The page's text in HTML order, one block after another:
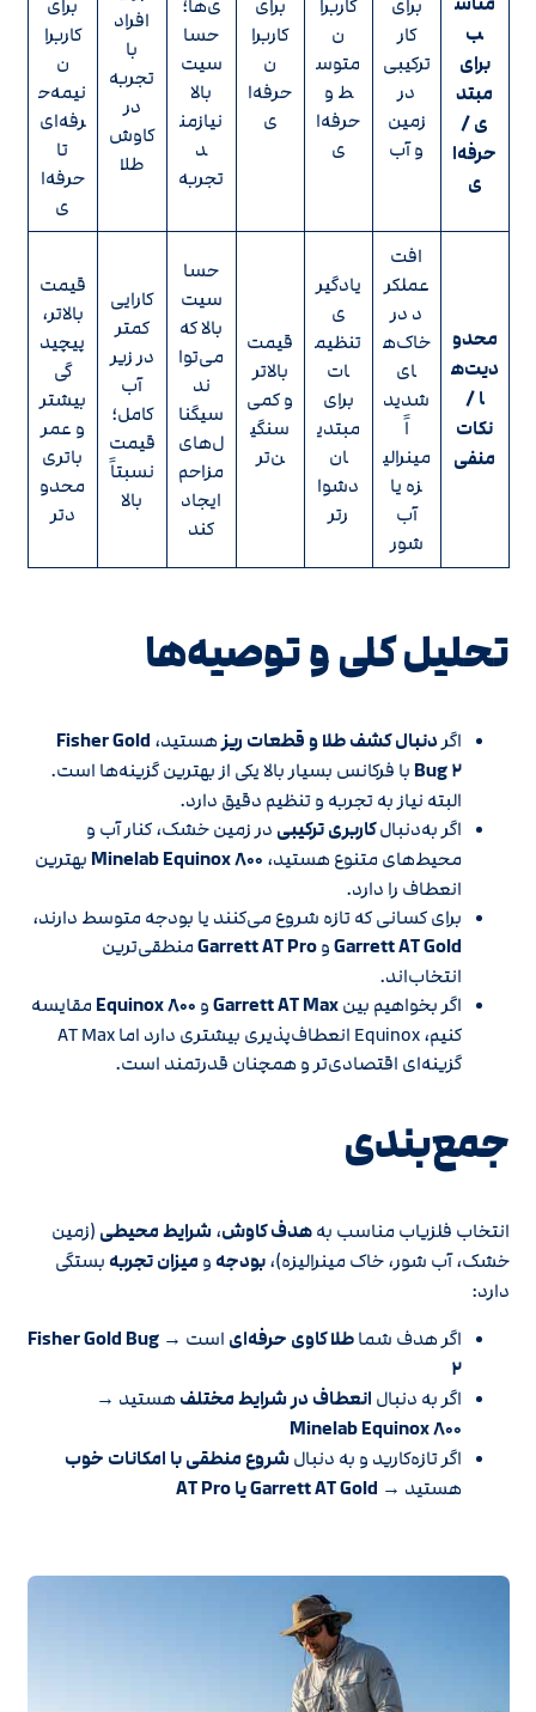
ب
برای
مبتد
ی /
حرفه‌ا
ی
برای
کار
ترکیبی
در
زمین
و آب
کاربرا
ن
متوس
ط و
حرفه‌ا
ی
برای
کاربرا
ن
حرفه‌ا
ی
ی‌ها؛
حسا
سیت
بالا
نیازمن
د
تجربه
افراد
با
تجربه
در
کاوش
طلا
برای
کاربرا
ن
نیمه‌ح
رفه‌ای
تا
حرفه‌ا
ی
محدو
دیت‌ه
ا /
نکات
منفی
افت
عملکر
د در
خاک‌ه
ای
شدید
اً
مینرالی
زه یا
آب
شور
یادگیر
ی
تنظیم
ات
برای
مبتدی
ان
دشوا
رتر
قیمت
بالاتر
و کمی
سنگی
ن‌تر
حسا
سیت
بالا که
می‌توا
ند
سیگنا
ل‌های
مزاحم
ایجاد
کند
کارایی
کمتر
در زیر
آب
کامل؛
قیمت
نسبتاً
بالا
قیمت
بالاتر،
پیچید
گی
بیشتر
و عمر
باتری
محدو
دتر
تحلیل کلی و توصیه‌ها
اگردنبال کشف طلا و قطعات ریزهستید، Fisher Gold
Bug ۲ با فرکانس بسیار بالا یکی از بهترین گزینه‌ها است.
البته نیاز به تجربه و تنظیم دقیق دارد.
اگر به‌دنبالکاربری ترکیبی در زمین خشک، کنار آب و
محیط‌های متنوع هستید، Minelab Equinox ۸۰۰ بهترین
انعطاف را دارد.
برای کسانی که تازه شروع می‌کنند یا بودجه متوسط دارند،
Garrett AT GoldوGarrett AT Proمنطقی‌ترین
انتخاب‌اند.
اگر بخواهیم بینGarrett AT Maxو Equinox ۸۰۰ مقایسه
کنیم، Equinox انعطاف‌پذیری بیشتری دارد اما AT Max
گزینه‌ای اقتصادی‌تر و همچنان قدرتمند است.
جمع‌بندی
انتخاب فلزیاب مناسب بههدف کاوش،شرایط محیطی (زمین
خشک، آب شور، خاک مینرالیزه)،بودجه و میزان تجربه بستگی
دارد:
اگر هدف شماطلا کاوی حرفه‌ای است →Fisher Gold Bug
۲
اگر به دنبال انعطاف در شرایط مختلف هستید →
Minelab Equinox ۸۰۰
اگر تازه‌کارید و به دنبالشروع منطقی با امکانات خوب
هستید → Garrett AT Gold یا AT Pro